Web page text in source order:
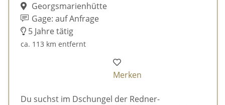
Georgsmarienhütte
Gage: auf Anfrage
5 Jahre tätig
ca. 113 km entfernt
Merken
Du suchst im Dschungel der Redner-